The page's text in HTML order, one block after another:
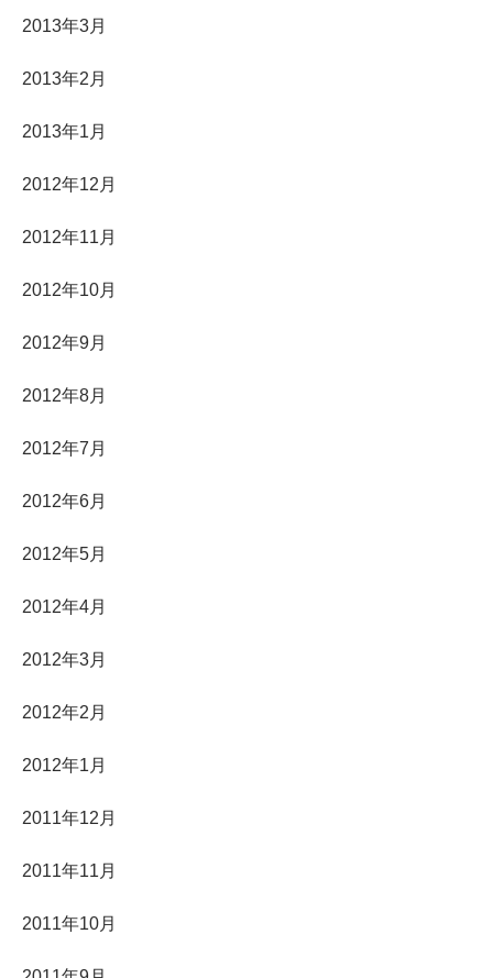
2013年3月
2013年2月
2013年1月
2012年12月
2012年11月
2012年10月
2012年9月
2012年8月
2012年7月
2012年6月
2012年5月
2012年4月
2012年3月
2012年2月
2012年1月
2011年12月
2011年11月
2011年10月